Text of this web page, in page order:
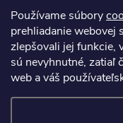
Používame súbory
prehliadanie webovej
zlepšovali jej funkcie,
sú nevyhnutné, zatiaľ
web a váš
Prijímame online